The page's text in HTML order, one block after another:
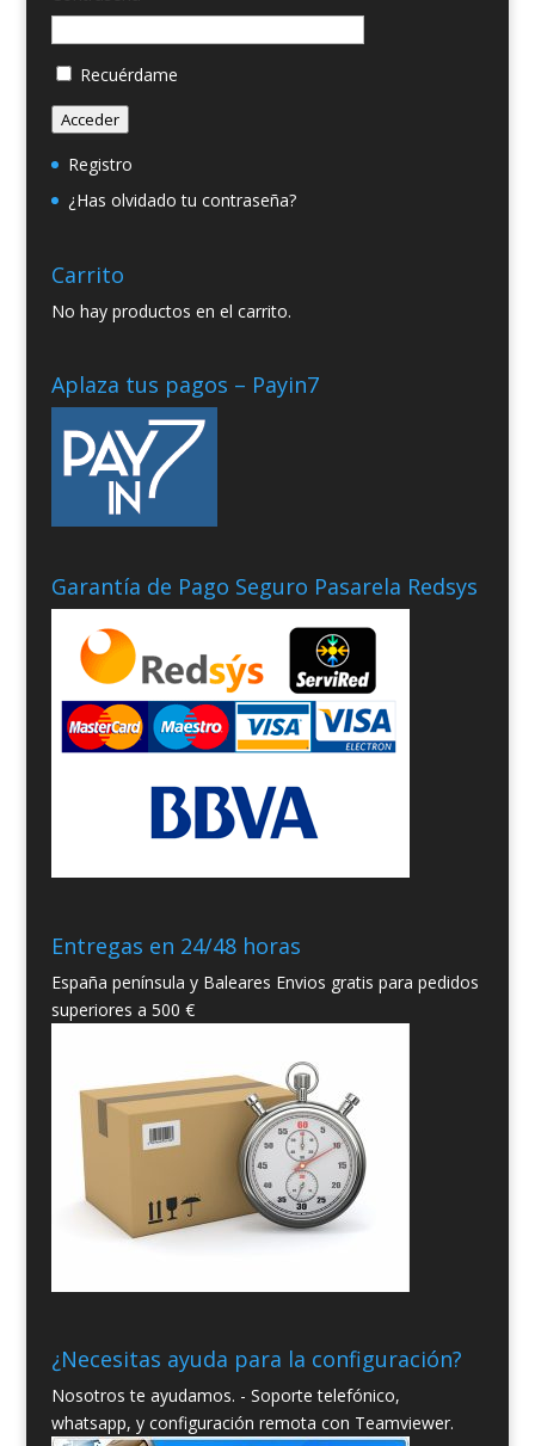
Recuérdame
Acceder
Registro
¿Has olvidado tu contraseña?
Carrito
No hay productos en el carrito.
Aplaza tus pagos – Payin7
Garantía de Pago Seguro Pasarela Redsys
Entregas en 24/48 horas
España península y Baleares Envios gratis para pedidos
superiores a 500 €
¿Necesitas ayuda para la configuración?
Nosotros te ayudamos. - Soporte telefónico,
whatsapp, y configuración remota con Teamviewer.